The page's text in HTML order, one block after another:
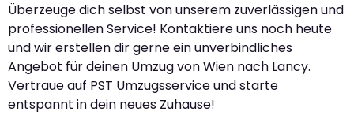
Überzeuge dich selbst von unserem zuverlässigen und
professionellen Service! Kontaktiere uns noch heute
und wir erstellen dir gerne ein unverbindliches
Angebot für deinen Umzug von Wien nach Lancy.
Vertraue auf PST Umzugsservice und starte
entspannt in dein neues Zuhause!